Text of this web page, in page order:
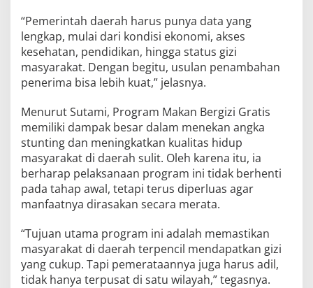
“Pemerintah daerah harus punya data yang
lengkap, mulai dari kondisi ekonomi, akses
kesehatan, pendidikan, hingga status gizi
masyarakat. Dengan begitu, usulan penambahan
penerima bisa lebih kuat,” jelasnya.
Menurut Sutami, Program Makan Bergizi Gratis
memiliki dampak besar dalam menekan angka
stunting dan meningkatkan kualitas hidup
masyarakat di daerah sulit. Oleh karena itu, ia
berharap pelaksanaan program ini tidak berhenti
pada tahap awal, tetapi terus diperluas agar
manfaatnya dirasakan secara merata.
“Tujuan utama program ini adalah memastikan
masyarakat di daerah terpencil mendapatkan gizi
yang cukup. Tapi pemerataannya juga harus adil,
tidak hanya terpusat di satu wilayah,” tegasnya.